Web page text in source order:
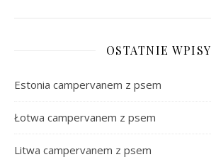
OSTATNIE WPISY
Estonia campervanem z psem
Łotwa campervanem z psem
Litwa campervanem z psem